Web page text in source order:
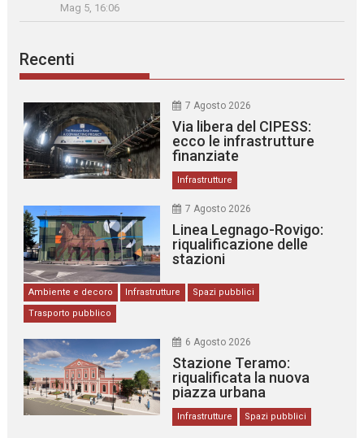
Mag 5, 16:06
Recenti
7 Agosto 2026
Via libera del CIPESS:
ecco le infrastrutture
finanziate
Infrastrutture
7 Agosto 2026
Linea Legnago-Rovigo:
riqualificazione delle
stazioni
Ambiente e decoro Infrastrutture
Spazi pubblici
Trasporto pubblico
6 Agosto 2026
Stazione Teramo:
riqualificata la nuova
piazza urbana
Infrastrutture Spazi pubblici